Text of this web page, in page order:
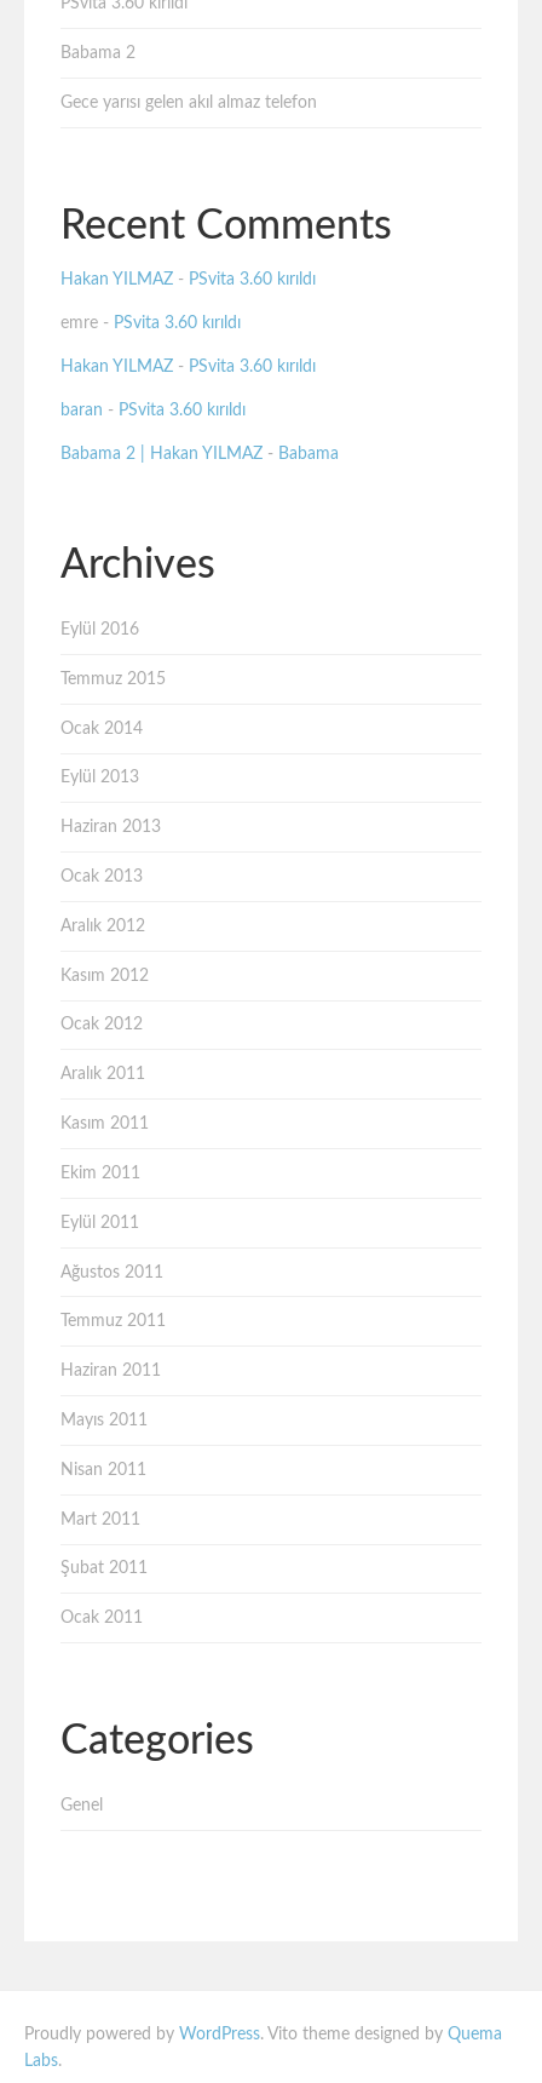
PSvita 3.60 kırıldı
Babama 2
Gece yarısı gelen akıl almaz telefon
Recent Comments
Hakan YILMAZ - PSvita 3.60 kırıldı
emre - PSvita 3.60 kırıldı
Hakan YILMAZ - PSvita 3.60 kırıldı
baran - PSvita 3.60 kırıldı
Babama 2 | Hakan YILMAZ - Babama
Archives
Eylül 2016
Temmuz 2015
Ocak 2014
Eylül 2013
Haziran 2013
Ocak 2013
Aralık 2012
Kasım 2012
Ocak 2012
Aralık 2011
Kasım 2011
Ekim 2011
Eylül 2011
Ağustos 2011
Temmuz 2011
Haziran 2011
Mayıs 2011
Nisan 2011
Mart 2011
Şubat 2011
Ocak 2011
Categories
Genel
Proudly powered by WordPress. Vito theme designed by Quema
Labs.